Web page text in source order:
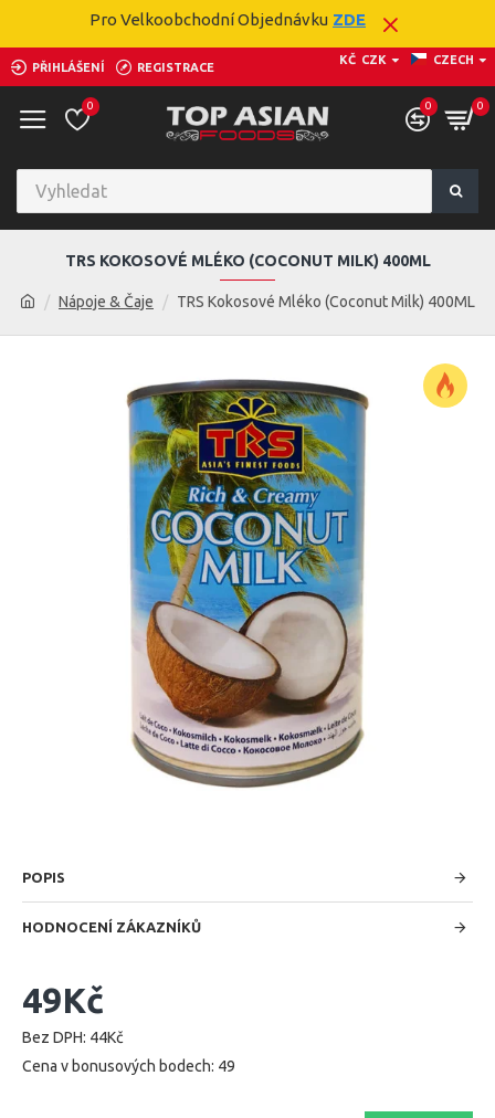
Pro Velkoobchodní Objednávku ZDE
PŘIHLÁŠENÍ REGISTRACE
KČ CZK CZECH
0 0 0
Nápoje & Čaje TRS Kokosové Mléko (Coconut Milk) 400ML
TRS KOKOSOVÉ MLÉKO (COCONUT MILK) 400ML
POPIS
HODNOCENÍ ZÁKAZNÍKŮ
49Kč
Bez DPH: 44Kč
Cena v bonusových bodech: 49